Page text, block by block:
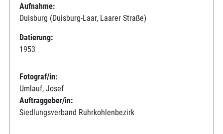
Aufnahme:
Duisburg (Duisburg-Laar, Laarer Straße)
Datierung:
1953
Fotograf/in:
Umlauf, Josef
Auftraggeber/in:
Siedlungsverband Ruhrkohlenbezirk